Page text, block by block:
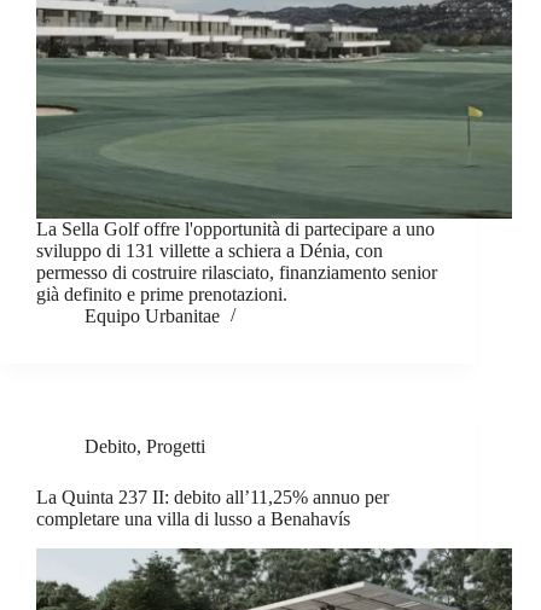
La Sella Golf offre l'opportunità di partecipare a uno
sviluppo di 131 villette a schiera a Dénia, con
permesso di costruire rilasciato, finanziamento senior
già definito e prime prenotazioni.
Equipo Urbanitae
Debito, Progetti
La Quinta 237 II: debito all’11,25% annuo per
completare una villa di lusso a Benahavís